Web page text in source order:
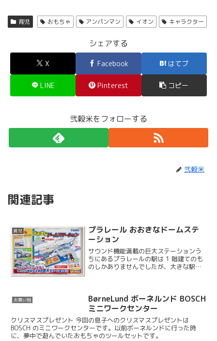
育児 おもちゃ アンパンマン イオン キャラクター
シェアする
X Facebook はてブ
LINE Pinterest コピー
弐穀米をフォローする
弐穀米
関連記事
育児
プラレール おおきなドームステ
ーション
サウンド機能満載の巨大ステーションう
ちにあるプラレールの駅は 1 階建てのも
のしかありませんでしたが、大きな駅が
お買い物
BørneLund ボーネルンド BOSCH
ミニワークセンター
クリスマスプレゼント 今回の息子へのクリスマスプレゼントは
BOSCH のミニワークセンターです。以前ボーネルンドに行った時
に、夢中で遊んでいたおもちゃのツールセットです。